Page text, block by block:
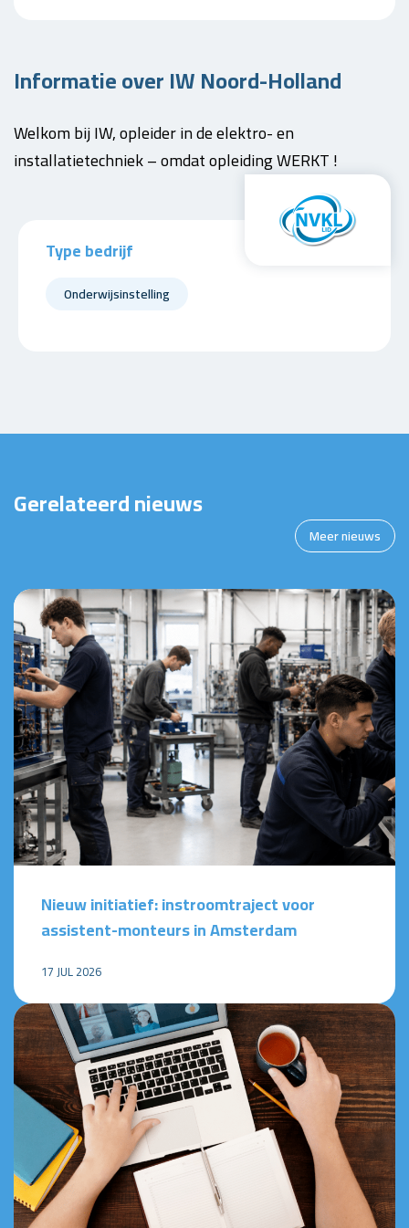
Informatie over IW Noord-Holland
Welkom bij IW, opleider in de elektro- en
installatietechniek – omdat opleiding WERKT !
Type bedrijf
Onderwijsinstelling
Gerelateerd nieuws
Meer nieuws
Nieuw initiatief: instroomtraject voor
assistent-monteurs in Amsterdam
17 JUL 2026